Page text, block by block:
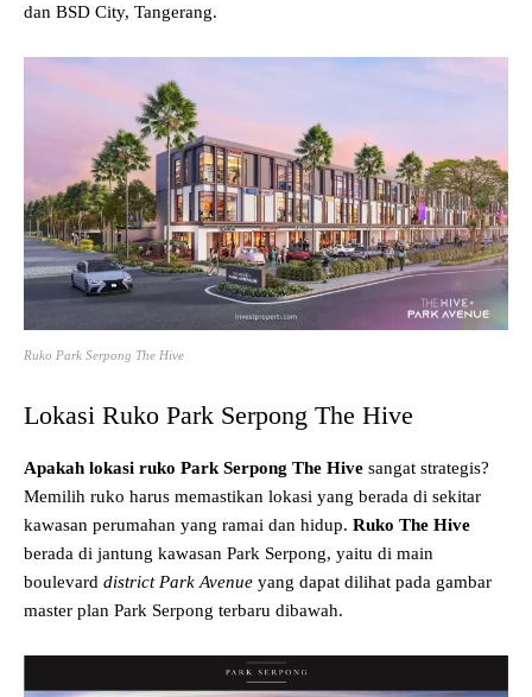
dan BSD City, Tangerang.
Ruko Park Serpong The Hive
Lokasi Ruko Park Serpong The Hive
Apakah lokasi ruko Park Serpong The Hive sangat strategis?
Memilih ruko harus memastikan lokasi yang berada di sekitar
kawasan perumahan yang ramai dan hidup. Ruko The Hive
berada di jantung kawasan Park Serpong, yaitu di main
boulevard district Park Avenue yang dapat dilihat pada gambar
master plan Park Serpong terbaru dibawah.